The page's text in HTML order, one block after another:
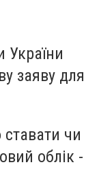
України
заяву для
чи
облік -